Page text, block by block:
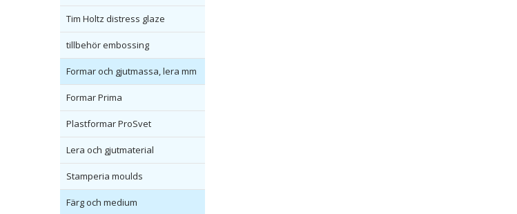
Tim Holtz distress glaze
tillbehör embossing
Formar och gjutmassa, lera mm
Formar Prima
Plastformar ProSvet
Lera och gjutmaterial
Stamperia moulds
Färg och medium